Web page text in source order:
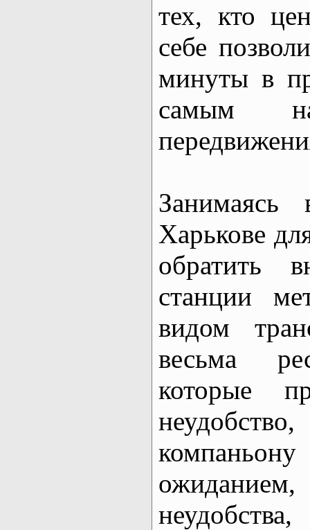
тех, кто
себе
минуты в
самым
Харькове
обратить
станции
видом
весьма
которые
ожиданием,